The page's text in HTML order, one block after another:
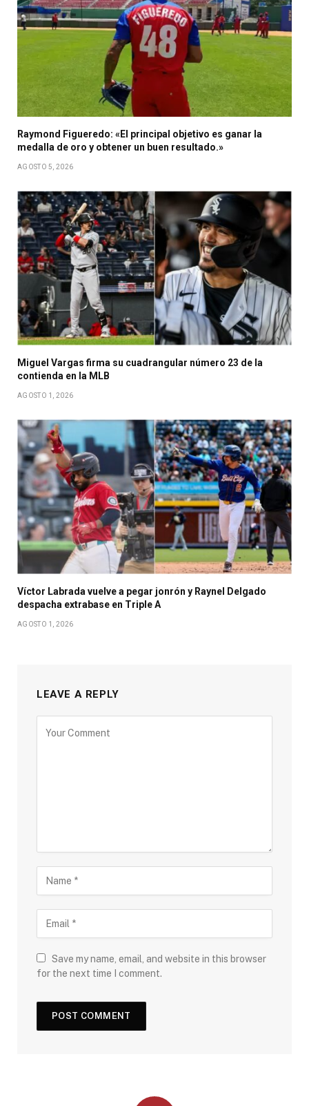
Raymond Figueredo: «El principal objetivo es ganar la
medalla de oro y obtener un buen resultado.»
AGOSTO 5, 2026
Miguel Vargas firma su cuadrangular número 23 de la
contienda en la MLB
AGOSTO 1, 2026
Víctor Labrada vuelve a pegar jonrón y Raynel Delgado
despacha extrabase en Triple A
AGOSTO 1, 2026
LEAVE A REPLY
Save my name, email, and website in this browser
for the next time I comment.